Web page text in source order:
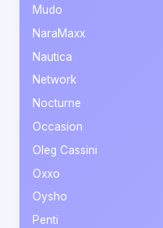
Mudo
NaraMaxx
Nautica
Network
Nocturne
Occasion
Oleg Cassini
Oxxo
Oysho
Penti